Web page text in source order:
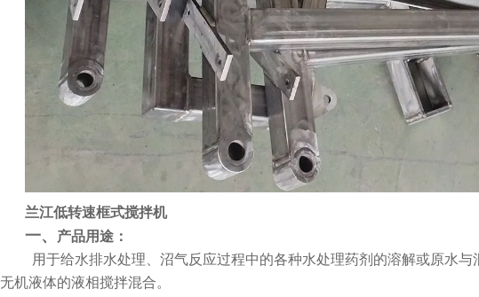
兰江低转速框式搅拌机
一、
产品用途：
用于给水排水处理、沼气反应过程中的各种水处理药剂的溶解或原水
无机液体的液相搅拌混合。